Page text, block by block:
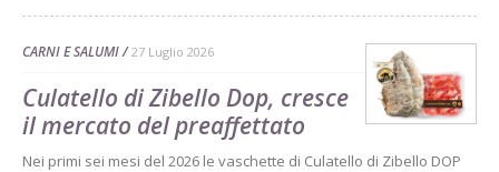
CARNI E SALUMI 27 Luglio 2026
Culatello di Zibello Dop, cresce
il mercato del preaffettato
Nei primi sei mesi del 2026 le vaschette di Culatello di Zibello DOP